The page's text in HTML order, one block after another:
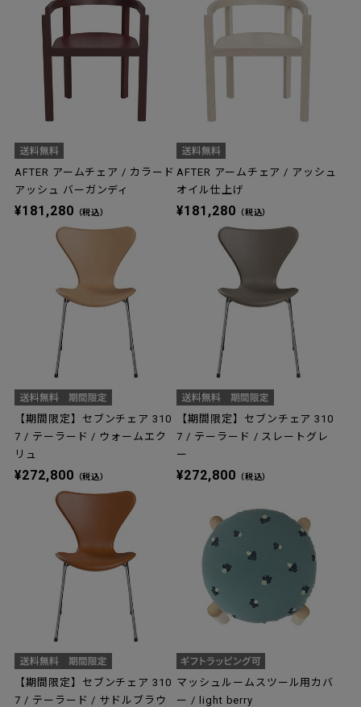
AFTER アームチェア / カラード
アッシュ バーガンディ
¥181,280 （税込）
AFTER アームチェア / アッシュ
オイル仕上げ
¥181,280 （税込）
【期間限定】セブンチェア 310
7 / テーラード / ウォームエク
リュ
¥272,800 （税込）
【期間限定】セブンチェア 310
7 / テーラード / スレートグレ
ー
¥272,800 （税込）
【期間限定】セブンチェア 310
7 / テーラード / サドルブラウ
マッシュルームスツール用カバ
ー / light berry